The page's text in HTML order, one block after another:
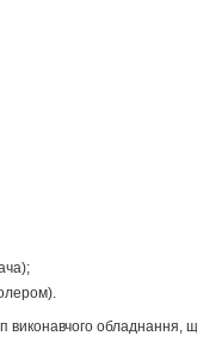
обладнання,